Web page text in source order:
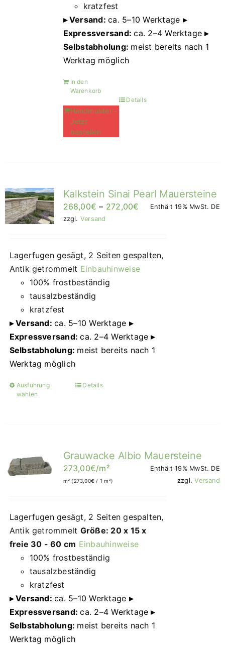
kratzfest
▸ Versand:ca. 5–10 Werktage ▸
Expressversand:ca. 2–4 Werktage ▸
Selbstabholung: meist bereits nach 1
Werktag möglich
In den
Warenkorb
Handmuster -
Jetzt
bestellen
Details
Kalkstein Sinai Pearl Mauersteine
268,00€ – 272,00€ Preisspanne:
Enthält 19% MwSt. DE
zzgl. Versand
Lagerfugen gesägt, 2 Seiten gespalten,
Antik getrommelt Einbauhinweise
100% frostbeständig
tausalzbeständig
kratzfest
▸ Versand:ca. 5–10 Werktage ▸
Expressversand:ca. 2–4 Werktage ▸
Selbstabholung: meist bereits nach 1
Werktag möglich
Ausführung
wählen
Dieses
auf.
Die
Optionen
der
Produktseite
gewählt
werden
Details
Grauwacke Albio Mauersteine
273,00€/m² Enthält 19% MwSt. DE
m² (273,00€ / 1 m²) zzgl.Versand
Lagerfugen gesägt, 2 Seiten gespalten,
Antik getrommelt Größe: 20 x 15 x
freie 30 - 60 cm Einbauhinweise
100% frostbeständig
tausalzbeständig
kratzfest
▸ Versand:ca. 5–10 Werktage ▸
Expressversand:ca. 2–4 Werktage ▸
Selbstabholung: meist bereits nach 1
Werktag möglich